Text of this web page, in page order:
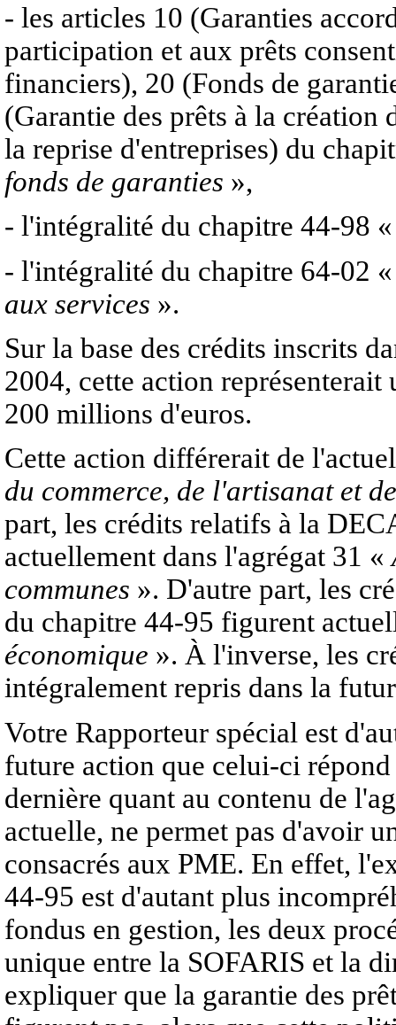
- les articles 10 (Garanties
participation et aux prêts
financiers), 20 (Fonds de
(Garantie des prêts à la création
la reprise d'entreprises) du
fonds de garanties »,
- l'intégralité du chapitre 44-98
- l'intégralité du chapitre 64-02
aux services ».
Sur la base des crédits inscrits
2004, cette action
200 millions d'euros.
Cette action différerait de
du commerce, de l'artisanat et
part, les crédits relatifs à la
actuellement dans l'agrégat 31 «
communes ». D'autre part, les
du chapitre 44-95 figurent
économique ». À l'inverse, les
intégralement repris dans la
Votre Rapporteur spécial est
future action que celui-ci
dernière quant au contenu de
actuelle, ne permet pas d'avoir
consacrés aux PME. En effet,
44-95 est d'autant plus
fondus en gestion, les deux
unique entre la SOFARIS et la
expliquer que la garantie des